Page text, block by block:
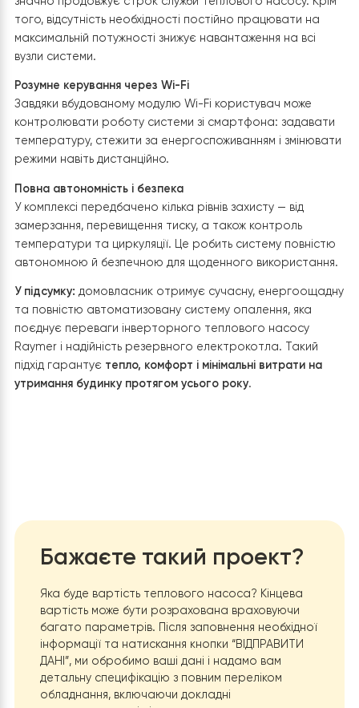
роботу навіть під час сильних морозів або пікових
навантажень.
Переваги комплексної системи
Raymer з резервним
буферною ємністю
Встановлення теплового насосу
поєднанні з буферною ємністюRaymer IMP 60
резервним електрокотломзабезпечує власнику
низку суттєвих переваг у порівнянні з традиційними
системами опалення.
Енергоефективність і економія до 80%
Тепловий насос використовує енергію з
середовища, перетворюючи її в тепло з
ефективності СОР = 4,47. Це дозволяє суттєво
витрати на опалення в порівнянні з газовими,
підхід гарантує тепло у домі навіть у найсуворіші зими.
Комфорт без втручання користувача
Усі компоненти системи працюють автоматично.
Тепловий насос відповідає за основне опалення, а
електрокотел активується лише за необхідності.
Користувач не витрачає час на ручне керування або
контроль температури.
Підтримка кількох контурів опалення